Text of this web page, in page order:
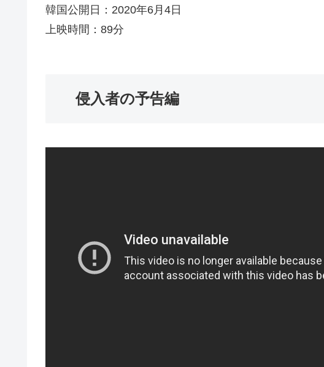
韓国公開日：2020年6月4日
上映時間：89分
侵入者の予告編